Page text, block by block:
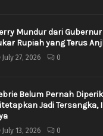
Mundur dari Gubernur
Rupiah yang Terus
July 27, 2026 0
Belum Pernah
Jadi Tersangka,
July 13, 2026 0